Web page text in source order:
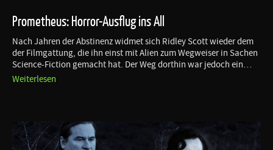
Prometheus: Horror-Ausflug ins All
Nach Jahren der Abstinenz widmet sich Ridley Scott wieder dem
der Filmgattung, die ihn einst mit Alien zum Wegweiser in Sachen
Science-Fiction gemacht hat. Der Weg dorthin war jedoch ein…
Weiterlesen